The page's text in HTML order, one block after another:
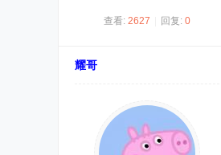
查看: 2627 回复: 0
耀哥